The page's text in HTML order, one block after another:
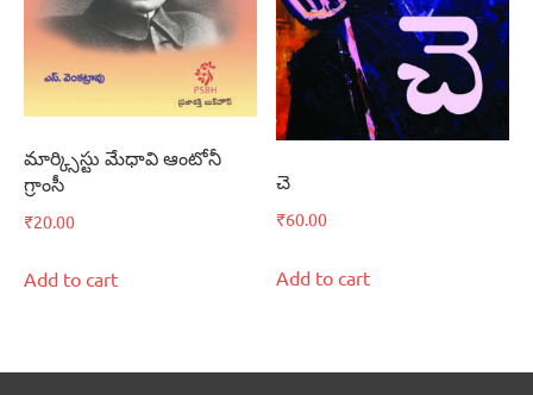
మార్క్సిస్టు మేధావి ఆంటోనీ
గ్రాంసీ
₹20.00
Add to cart
చె
₹60.00
Add to cart